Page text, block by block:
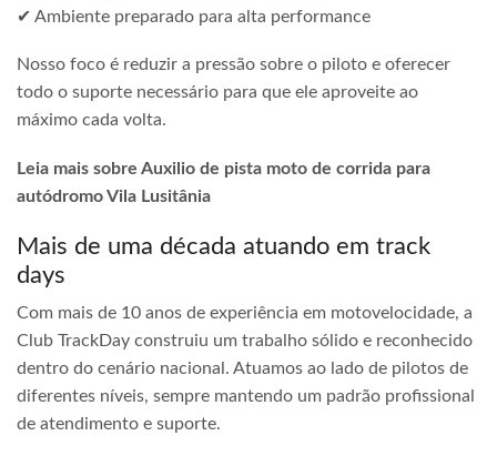
✔ Ambiente preparado para alta performance
Nosso foco é reduzir a pressão sobre o piloto e oferecer
todo o suporte necessário para que ele aproveite ao
máximo cada volta.
Leia mais sobre Auxilio de pista moto de corrida para
autódromo Vila Lusitânia
Mais de uma década atuando em track
days
Com mais de 10 anos de experiência em motovelocidade, a
Club TrackDay construiu um trabalho sólido e reconhecido
dentro do cenário nacional. Atuamos ao lado de pilotos de
diferentes níveis, sempre mantendo um padrão profissional
de atendimento e suporte.